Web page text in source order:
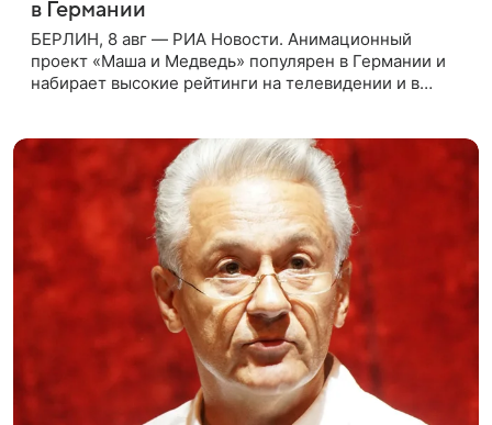
в Германии
БЕРЛИН, 8 авг — РИА Новости. Анимационный
проект «Маша и Медведь» популярен в Германии и
набирает высокие рейтинги на телевидении и в